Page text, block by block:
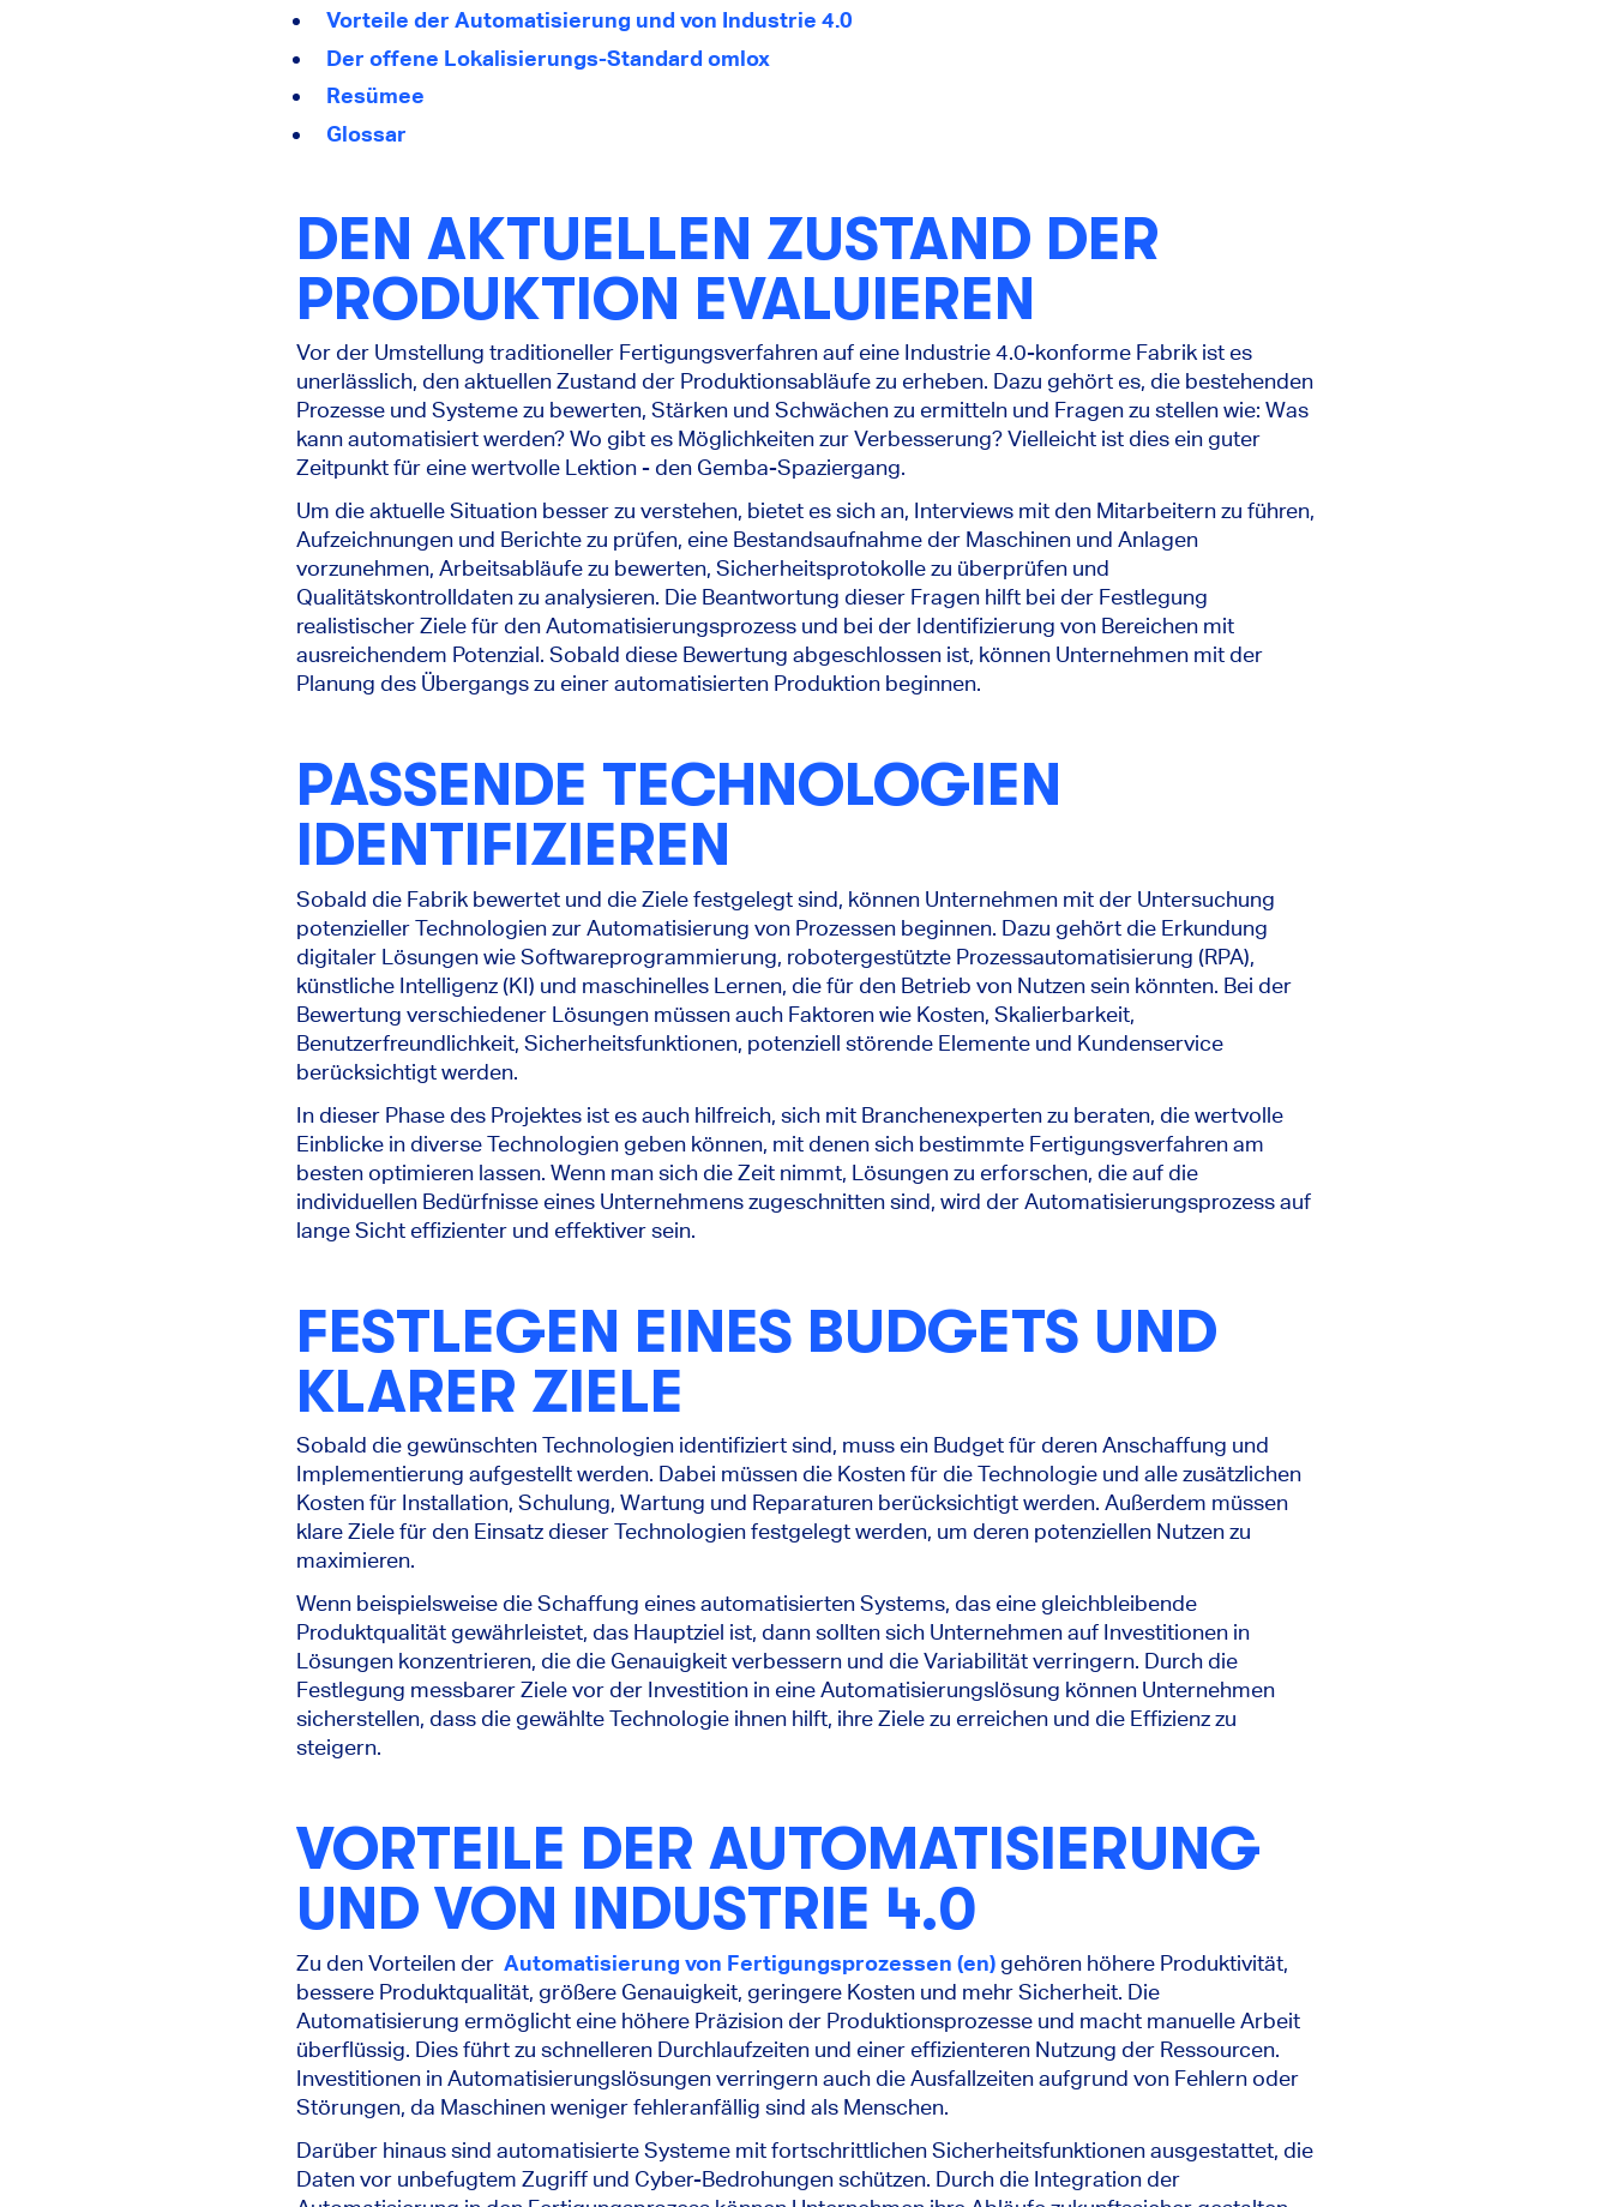
Vorteile der Automatisierung und von Industrie 4.0
Der offene Lokalisierungs-Standard omlox
Resümee
Glossar
DEN AKTUELLEN ZUSTAND DER
PRODUKTION EVALUIEREN
Vor der Umstellung traditioneller Fertigungsverfahren auf eine Industrie 4.0-konforme Fabrik ist es
unerlässlich, den aktuellen Zustand der Produktionsabläufe zu erheben. Dazu gehört es, die bestehenden
Prozesse und Systeme zu bewerten, Stärken und Schwächen zu ermitteln und Fragen zu stellen wie: Was
kann automatisiert werden? Wo gibt es Möglichkeiten zur Verbesserung? Vielleicht ist dies ein guter
Zeitpunkt für eine wertvolle Lektion - den Gemba-Spaziergang.
Um die aktuelle Situation besser zu verstehen, bietet es sich an, Interviews mit den Mitarbeitern zu führen,
Aufzeichnungen und Berichte zu prüfen, eine Bestandsaufnahme der Maschinen und Anlagen
vorzunehmen, Arbeitsabläufe zu bewerten, Sicherheitsprotokolle zu überprüfen und
Qualitätskontrolldaten zu analysieren. Die Beantwortung dieser Fragen hilft bei der Festlegung
realistischer Ziele für den Automatisierungsprozess und bei der Identifizierung von Bereichen mit
ausreichendem Potenzial. Sobald diese Bewertung abgeschlossen ist, können Unternehmen mit der
Planung des Übergangs zu einer automatisierten Produktion beginnen.
PASSENDE TECHNOLOGIEN
IDENTIFIZIEREN
Sobald die Fabrik bewertet und die Ziele festgelegt sind, können Unternehmen mit der Untersuchung
potenzieller Technologien zur Automatisierung von Prozessen beginnen. Dazu gehört die Erkundung
digitaler Lösungen wie Softwareprogrammierung, robotergestützte Prozessautomatisierung (RPA),
künstliche Intelligenz (KI) und maschinelles Lernen, die für den Betrieb von Nutzen sein könnten. Bei der
Bewertung verschiedener Lösungen müssen auch Faktoren wie Kosten, Skalierbarkeit,
Benutzerfreundlichkeit, Sicherheitsfunktionen, potenziell störende Elemente und Kundenservice
berücksichtigt werden.
In dieser Phase des Projektes ist es auch hilfreich, sich mit Branchenexperten zu beraten, die wertvolle
Einblicke in diverse Technologien geben können, mit denen sich bestimmte Fertigungsverfahren am
besten optimieren lassen. Wenn man sich die Zeit nimmt, Lösungen zu erforschen, die auf die
individuellen Bedürfnisse eines Unternehmens zugeschnitten sind, wird der Automatisierungsprozess auf
lange Sicht effizienter und effektiver sein.
FESTLEGEN EINES BUDGETS UND
KLARER ZIELE
Sobald die gewünschten Technologien identifiziert sind, muss ein Budget für deren Anschaffung und
Implementierung aufgestellt werden. Dabei müssen die Kosten für die Technologie und alle zusätzlichen
Kosten für Installation, Schulung, Wartung und Reparaturen berücksichtigt werden. Außerdem müssen
klare Ziele für den Einsatz dieser Technologien festgelegt werden, um deren potenziellen Nutzen zu
maximieren.
Wenn beispielsweise die Schaffung eines automatisierten Systems, das eine gleichbleibende
Produktqualität gewährleistet, das Hauptziel ist, dann sollten sich Unternehmen auf Investitionen in
Lösungen konzentrieren, die die Genauigkeit verbessern und die Variabilität verringern. Durch die
Festlegung messbarer Ziele vor der Investition in eine Automatisierungslösung können Unternehmen
sicherstellen, dass die gewählte Technologie ihnen hilft, ihre Ziele zu erreichen und die Effizienz zu
steigern.
VORTEILE DER AUTOMATISIERUNG
UND VON INDUSTRIE 4.0
Zu den Vorteilen der Automatisierung von Fertigungsprozessen (en) gehören höhere Produktivität,
bessere Produktqualität, größere Genauigkeit, geringere Kosten und mehr Sicherheit. Die
Automatisierung ermöglicht eine höhere Präzision der Produktionsprozesse und macht manuelle Arbeit
überflüssig. Dies führt zu schnelleren Durchlaufzeiten und einer effizienteren Nutzung der Ressourcen.
Investitionen in Automatisierungslösungen verringern auch die Ausfallzeiten aufgrund von Fehlern oder
Störungen, da Maschinen weniger fehleranfällig sind als Menschen.
Darüber hinaus sind automatisierte Systeme mit fortschrittlichen Sicherheitsfunktionen ausgestattet, die
Daten vor unbefugtem Zugriff und Cyber-Bedrohungen schützen. Durch die Integration der